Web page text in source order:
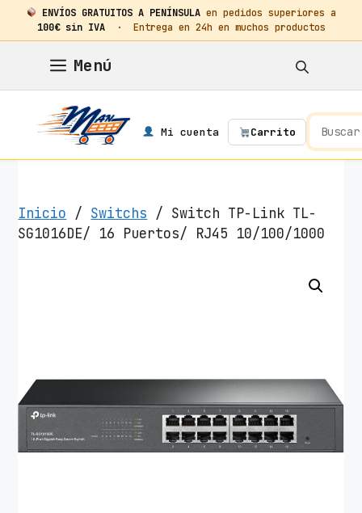
ENVÍOS GRATUITOS A PENÍNSULA en pedidos superiores a
100€ sin IVA· Entrega en 24h en muchos productos
contenido
Menú
Mi cuenta Carrito
Inicio / Switchs / Switch TP-Link TL-
SG1016DE/ 16 Puertos/ RJ45 10/100/1000